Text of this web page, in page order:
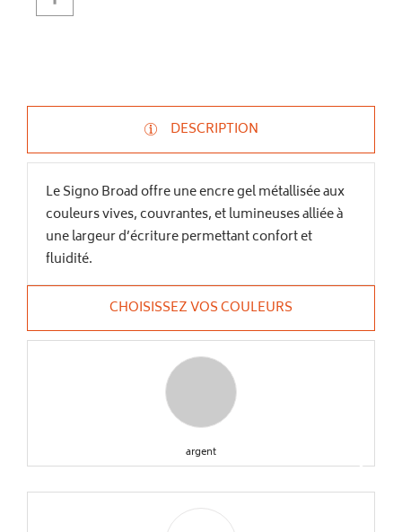
DESCRIPTION
Le Signo Broad offre une encre gel métallisée aux
couleurs vives, couvrantes, et lumineuses alliée à
une largeur d’écriture permettant confort et
fluidité.
CHOISISSEZ VOS COULEURS
argent
keyboard_arrow_right